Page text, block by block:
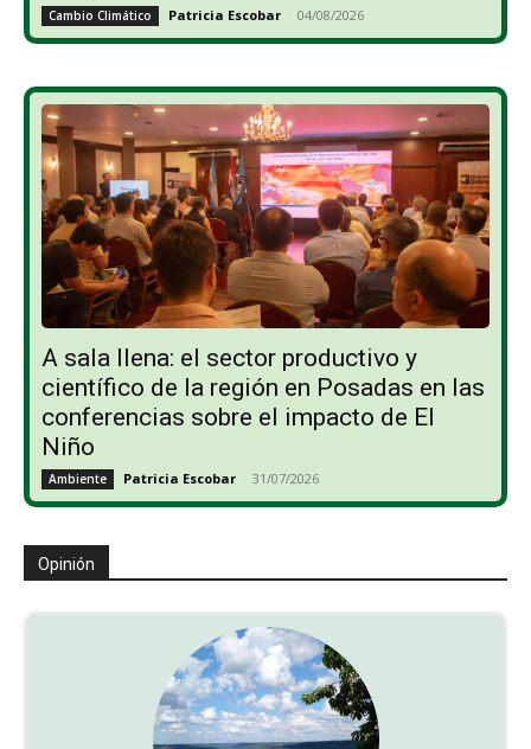
Cambio Climático Patricia Escobar - 04/08/2026
A sala llena: el sector productivo y
científico de la región en Posadas en las
conferencias sobre el impacto de El
Niño
Ambiente Patricia Escobar - 31/07/2026
Opinión